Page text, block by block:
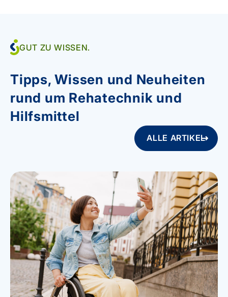
GUT ZU WISSEN.
Tipps, Wissen und Neuheiten
rund um Rehatechnik und
Hilfsmittel
ALLE ARTIKEL